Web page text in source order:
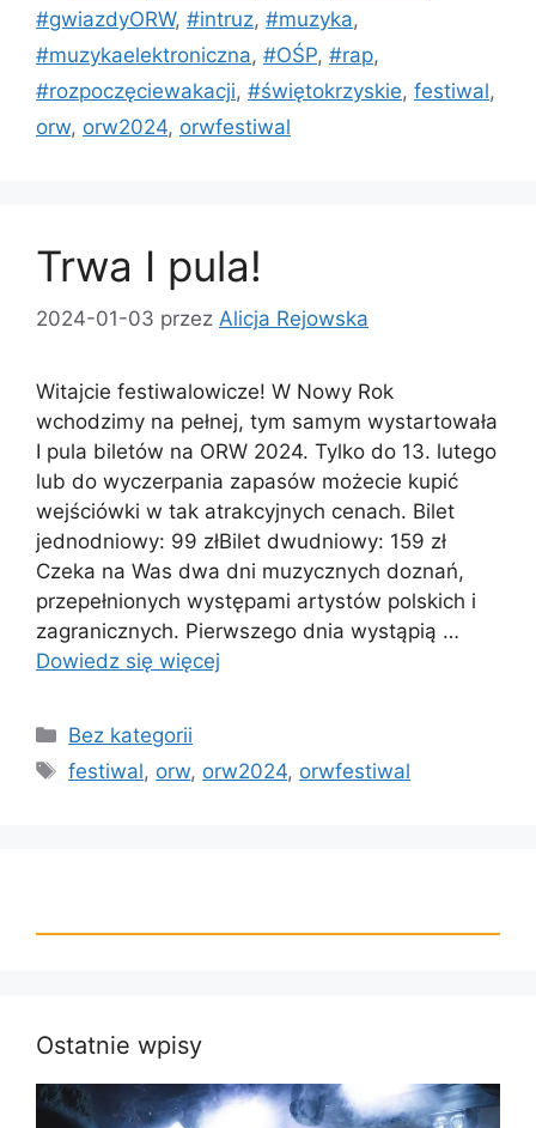
#gwiazdyORW, #intruz, #muzyka,
#muzykaelektroniczna, #OŚP, #rap,
#rozpoczęciewakacji, #świętokrzyskie, festiwal,
orw, orw2024, orwfestiwal
Trwa I pula!
2024-01-03 przez Alicja Rejowska
Witajcie festiwalowicze! W Nowy Rok
wchodzimy na pełnej, tym samym wystartowała
I pula biletów na ORW 2024. Tylko do 13. lutego
lub do wyczerpania zapasów możecie kupić
wejściówki w tak atrakcyjnych cenach. Bilet
jednodniowy: 99 złBilet dwudniowy: 159 zł
Czeka na Was dwa dni muzycznych doznań,
przepełnionych występami artystów polskich i
zagranicznych. Pierwszego dnia wystąpią …
Dowiedz się więcej
Bez kategorii
festiwal, orw, orw2024, orwfestiwal
Ostatnie wpisy